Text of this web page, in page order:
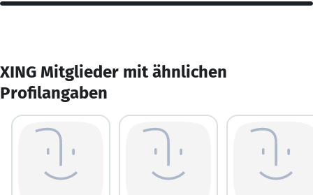
XING Mitglieder mit ähnlichen
Profilangaben